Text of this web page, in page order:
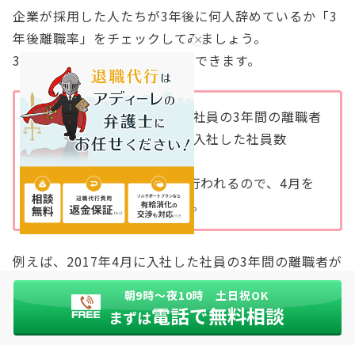
企業が採用した人たちが3年後に何人辞めているか「3
年後離職率」をチェックしてみましょう。
3年後離職率は、次の式で計算できます。
ある時期（※）に入社した社員の3年間の離職者
数÷同じある時期（※）に入社した社員数
×100%
※通常は4月に一斉入社が行われるので、4月を
基準にすることが多いです。
例えば、2017年4月に入社した社員の3年間の離職者が
10人、2017年4月に入社した社員数が40人の場合、3
年後離職率は、次のようになります。
朝9時〜夜10時 土日祝OK
まずは電話で無料相談